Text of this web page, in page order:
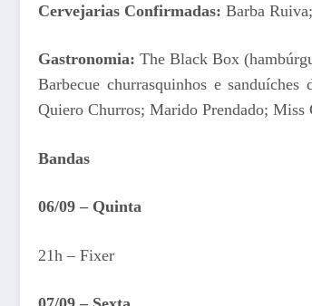
Cervejarias Confirmadas: Barba
Gastronomia: The Black Box
Barbecue churrasquinhos e
Quiero Churros; Marido Prendado; Miss
Bandas
06/09 – Quinta
21h – Fixer